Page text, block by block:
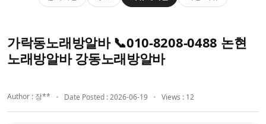
가락동노래방알바 📞010-8208-0488 논현
노래방알바 강동노래방알바
Author : 장** Date Posted : 2026-06-19 Views : 12